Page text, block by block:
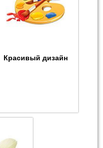
Красивый дизайн